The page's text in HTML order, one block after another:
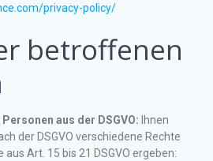
privacy-policy/
betroffenen
aus der DSGVO: Ihnen
der DSGVO verschiedene Rechte
Art. 15 bis 21 DSGVO ergeben: